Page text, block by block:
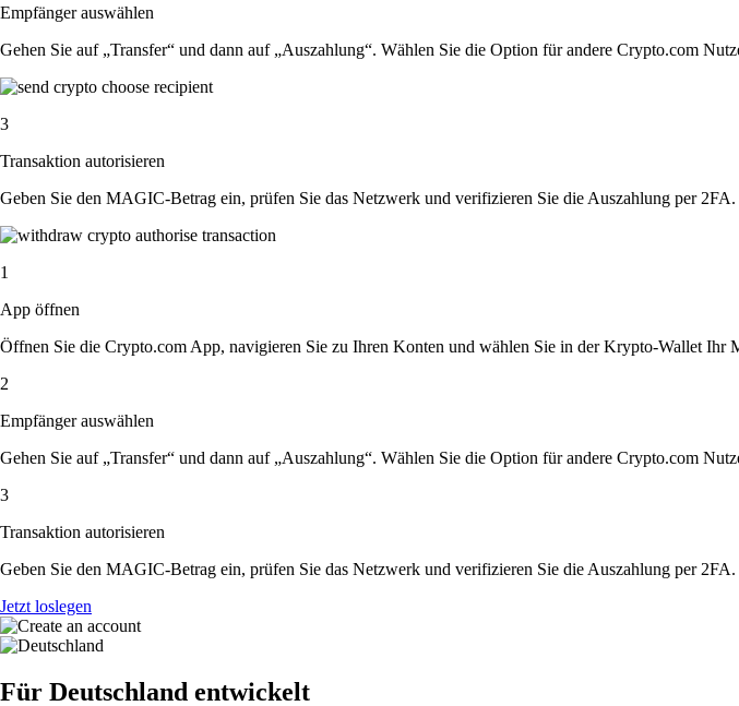
Empfänger auswählen
Gehen Sie auf „Transfer“ und dann auf „Auszahlung“. Wählen Sie die Option für andere Crypto.com
3
Transaktion autorisieren
Geben Sie den MAGIC-Betrag ein, prüfen Sie das Netzwerk und verifizieren Sie die Auszahlung per 2FA.
1
App öffnen
Öffnen Sie die Crypto.com App, navigieren Sie zu Ihren Konten und wählen Sie in der Krypto-Wallet Ihr
2
Empfänger auswählen
Gehen Sie auf „Transfer“ und dann auf „Auszahlung“. Wählen Sie die Option für andere Crypto.com
3
Transaktion autorisieren
Geben Sie den MAGIC-Betrag ein, prüfen Sie das Netzwerk und verifizieren Sie die Auszahlung per 2FA.
Jetzt loslegen
Für Deutschland entwickelt